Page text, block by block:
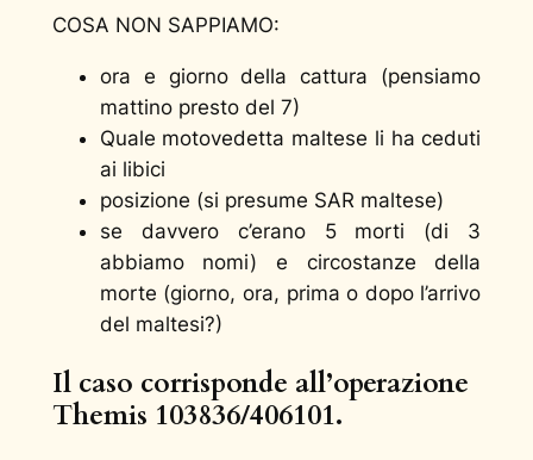
COSA NON SAPPIAMO:
ora e giorno della cattura (pensiamo
mattino presto del 7)
Quale motovedetta maltese li ha ceduti
ai libici
posizione (si presume SAR maltese)
se davvero c’erano 5 morti (di 3
abbiamo nomi) e circostanze della
morte (giorno, ora, prima o dopo l’arrivo
del maltesi?)
Il caso corrisponde all’operazione
Themis 103836/406101.